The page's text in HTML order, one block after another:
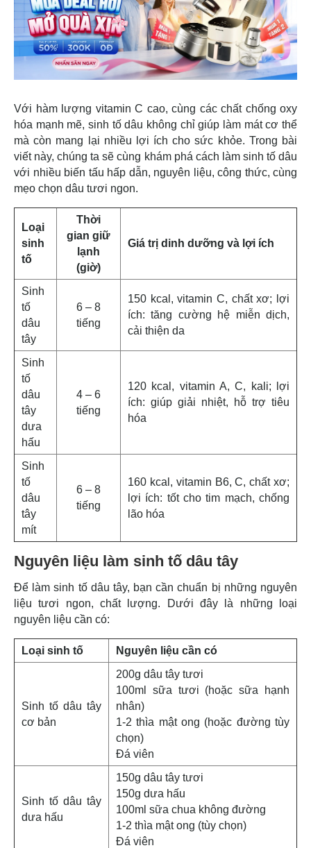
Với hàm lượng vitamin C cao, cùng các chất chống oxy
hóa mạnh mẽ, sinh tố dâu không chỉ giúp làm mát cơ thể
mà còn mang lại nhiều lợi ích cho sức khỏe. Trong bài
viết này, chúng ta sẽ cùng khám phá cách làm sinh tố dâu
với nhiều biến tấu hấp dẫn, nguyên liệu, công thức, cùng
mẹo chọn dâu tươi ngon.
Loại
sinh
tố
Thời
gian giữ
lạnh
(giờ)
Giá trị dinh dưỡng và lợi ích
Sinh
tố
dâu
tây
6 – 8
tiếng
150 kcal, vitamin C, chất xơ; lợi
ích: tăng cường hệ miễn dịch,
cải thiện da
Sinh
tố
dâu
tây
dưa
hấu
4 – 6
tiếng
120 kcal, vitamin A, C, kali; lợi
ích: giúp giải nhiệt, hỗ trợ tiêu
hóa
Sinh
tố
dâu
tây
mít
6 – 8
tiếng
160 kcal, vitamin B6, C, chất xơ;
lợi ích: tốt cho tim mạch, chống
lão hóa
Nguyên liệu làm sinh tố dâu tây
Để làm sinh tố dâu tây, bạn cần chuẩn bị những nguyên
liệu tươi ngon, chất lượng. Dưới đây là những loại
nguyên liệu cần có:
Loại sinh tố Nguyên liệu cần có
Sinh tố dâu tây
cơ bản
200g dâu tây tươi
100ml sữa tươi (hoặc sữa hạnh
nhân)
1-2 thìa mật ong (hoặc đường tùy
chọn)
Đá viên
Sinh tố dâu tây
dưa hấu
150g dâu tây tươi
150g dưa hấu
100ml sữa chua không đường
1-2 thìa mật ong (tùy chọn)
Đá viên